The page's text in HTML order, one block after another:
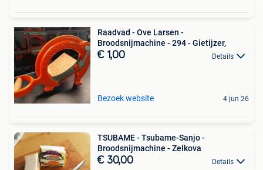
Raadvad - Ove Larsen -
Broodsnijmachine - 294 - Gietijzer,
€ 1,00 Details
Bezoek website 4 jun 26
TSUBAME - Tsubame-Sanjo -
Broodsnijmachine - Zelkova
€ 30,00 Details